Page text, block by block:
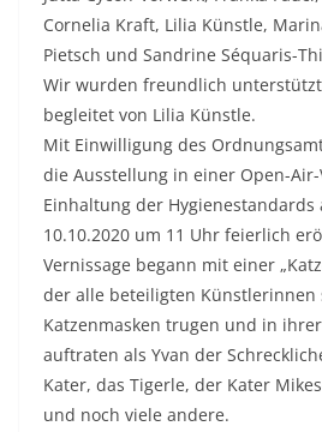
Cornelia Kraft, Lilia Künstle,
Pietsch und Sandrine Séquaris-
Wir wurden freundlich
begleitet von Lilia Künstle.
Mit Einwilligung des
die Ausstellung in einer Open-
Einhaltung der Hygienestandards
10.10.2020 um 11 Uhr feierlich
Vernissage begann mit einer
der alle beteiligten Künstlerinnen
Katzenmasken trugen und in
auftraten als Yvan der
Kater, das Tigerle, der Kater
und noch viele andere.